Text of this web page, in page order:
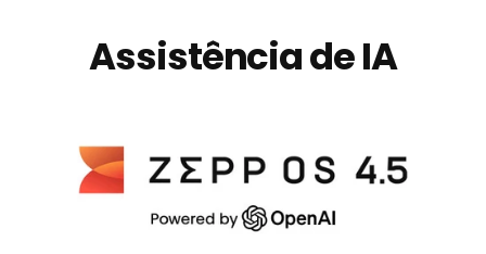
Assistência de IA